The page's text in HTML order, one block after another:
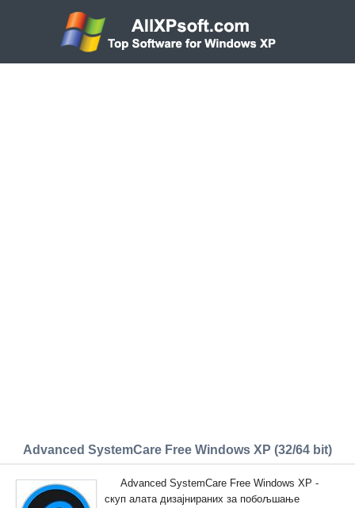
Advanced SystemCare Free Windows XP (32/64 bit)
Advanced SystemCare Free Windows XP -
скуп алата дизајнираних за побољшање